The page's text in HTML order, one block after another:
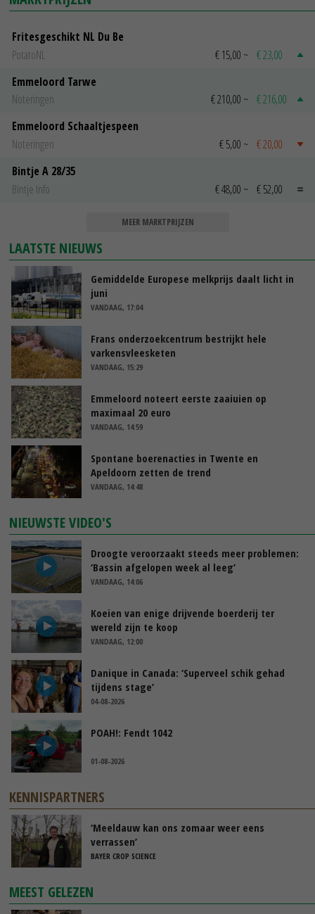
Fritesgeschikt NL Du Be
PotatoNL
€ 15,00 ~ € 23,00
Emmeloord Tarwe
Noteringen
€ 210,00 ~ € 216,00
Emmeloord Schaaltjespeen
Noteringen
€ 5,00 ~ € 20,00
Bintje A 28/35
Bintje Info
€ 48,00 ~ € 52,00
MEER MARKTPRIJZEN
LAATSTE NIEUWS
Gemiddelde Europese melkprijs daalt licht in
juni
VANDAAG, 17:04
Frans onderzoekcentrum bestrijkt hele
varkensvleesketen
VANDAAG, 15:29
Emmeloord noteert eerste zaaiuien op
maximaal 20 euro
VANDAAG, 14:59
Spontane boerenacties in Twente en
Apeldoorn zetten de trend
VANDAAG, 14:48
NIEUWSTE VIDEO'S
Droogte veroorzaakt steeds meer problemen:
‘Bassin afgelopen week al leeg’
VANDAAG, 14:06
Koeien van enige drijvende boerderij ter
wereld zijn te koop
VANDAAG, 12:00
Danique in Canada: ‘Superveel schik gehad
tijdens stage’
04-08-2026
POAH!: Fendt 1042
01-08-2026
KENNISPARTNERS
‘Meeldauw kan ons zomaar weer eens
verrassen’
BAYER CROP SCIENCE
MEEST GELEZEN